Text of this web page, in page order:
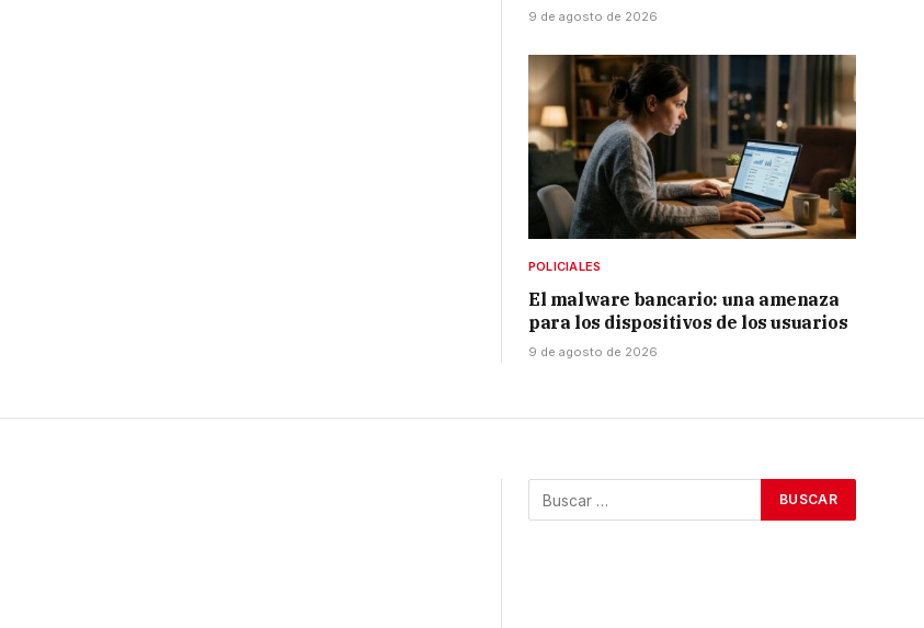
9 de agosto de 2026
POLICIALES
El malware bancario: una amenaza
para los dispositivos de los usuarios
9 de agosto de 2026